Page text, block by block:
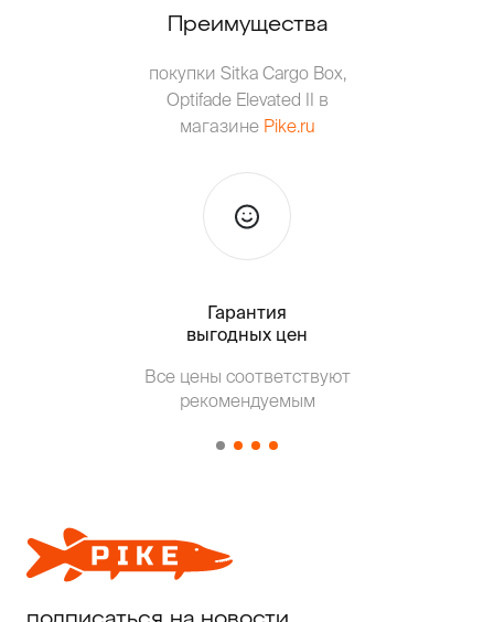
Преимущества
покупки Sitka Cargo Box,
Optifade Elevated II в
магазине Pike.ru
Гарантия
выгодных цен
Все цены соответствуют
рекомендуемым